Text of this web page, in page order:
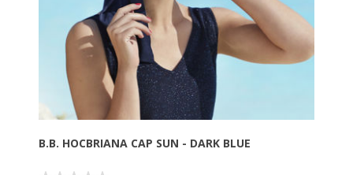
B.B. HOCBRIANA CAP SUN - DARK BLUE